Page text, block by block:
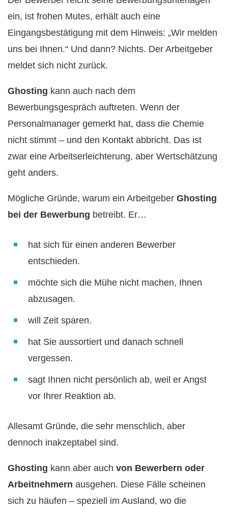
ein, ist frohen Mutes, erhält auch eine
Eingangsbestätigung mit dem Hinweis: „Wir melden
uns bei Ihnen.“ Und dann? Nichts. Der Arbeitgeber
meldet sich nicht zurück.
Ghosting kann auch nach dem
Bewerbungsgespräch auftreten. Wenn der
Personalmanager gemerkt hat, dass die Chemie
nicht stimmt – und den Kontakt abbricht. Das ist
zwar eine Arbeitserleichterung, aber Wertschätzung
geht anders.
Mögliche Gründe, warum ein Arbeitgeber Ghosting
bei der Bewerbung betreibt. Er…
hat sich für einen anderen Bewerber
entschieden.
möchte sich die Mühe nicht machen, Ihnen
abzusagen.
will Zeit sparen.
hat Sie aussortiert und danach schnell
vergessen.
sagt Ihnen nicht persönlich ab, weil er Angst
vor Ihrer Reaktion ab.
Allesamt Gründe, die sehr menschlich, aber
dennoch inakzeptabel sind.
Ghosting kann aber auch von Bewerbern oder
Arbeitnehmern ausgehen. Diese Fälle scheinen
sich zu häufen – speziell im Ausland, wo die